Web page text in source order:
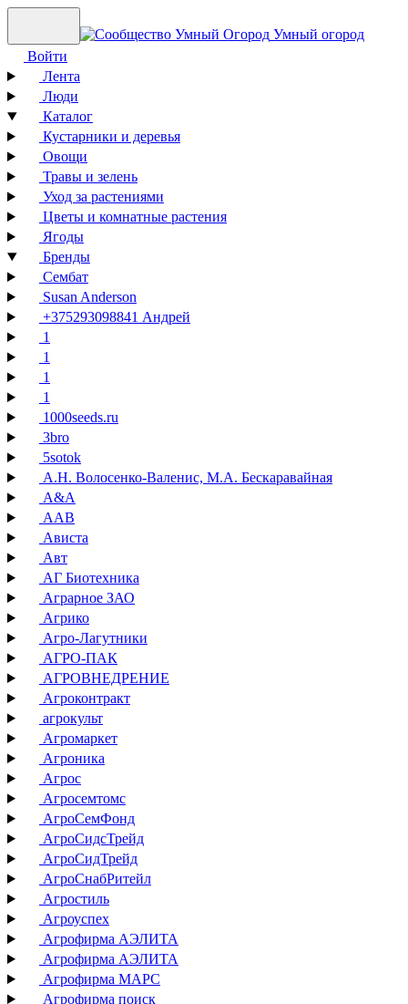
Умный огород
Войти
Лента
Люди
Каталог
Кустарники и деревья
Овощи
Травы и зелень
Уход за растениями
Цветы и комнатные растения
Ягоды
Бренды
Сембат
Susan Anderson
+375293098841 Андрей
1
1
1
1
1000seeds.ru
3bro
5sotok
А.Н. Волосенко-Валенис, М.А. Бескаравайная
А&А
ААВ
Ависта
Авт
АГ Биотехника
Аграрное ЗАО
Агрико
Агро-Лагутники
АГРО-ПАК
АГРОВНЕДРЕНИЕ
Агроконтракт
агрокульт
Агромаркет
Агроника
Агрос
Агросемтомс
АгроСемФонд
АгроСидсТрейд
АгроСидТрейд
АгроСнабРитейл
Агростиль
Агроуспех
Агрофирма АЭЛИТА
Агрофирма АЭЛИТА
Агрофирма МАРС
Агрофирма поиск